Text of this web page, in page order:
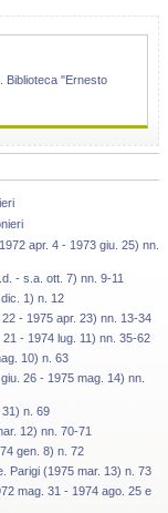
Biblioteca "Ernesto
apr. 4 - 1973 giu. 25) nn.
- s.a. ott. 7) nn. 9-11
1) n. 12
- 1975 apr. 23) nn. 13-34
- 1974 lug. 11) nn. 35-62
10) n. 63
26 - 1975 mag. 14) nn.
n. 69
12) nn. 70-71
gen. 8) n. 72
Parigi (1975 mar. 13) n. 73
mag. 31 - 1974 ago. 25 e